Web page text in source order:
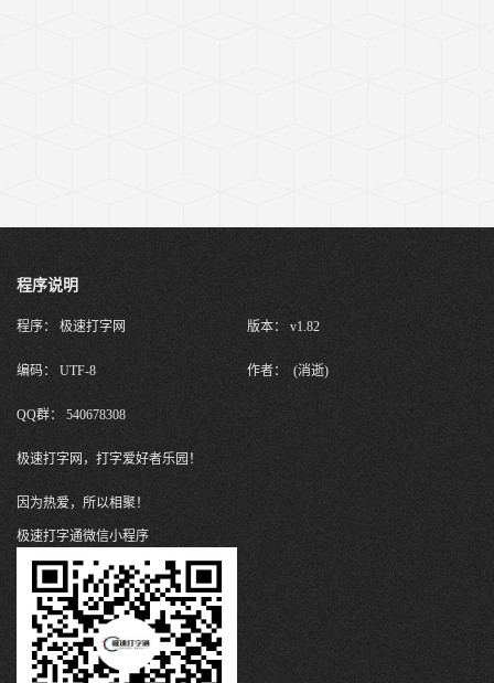
程序说明
程序： 极速打字网 版本： v1.82
编码： UTF-8 作者： (消逝)
QQ群： 540678308
极速打字网，打字爱好者乐园！
因为热爱，所以相聚！
极速打字通微信小程序